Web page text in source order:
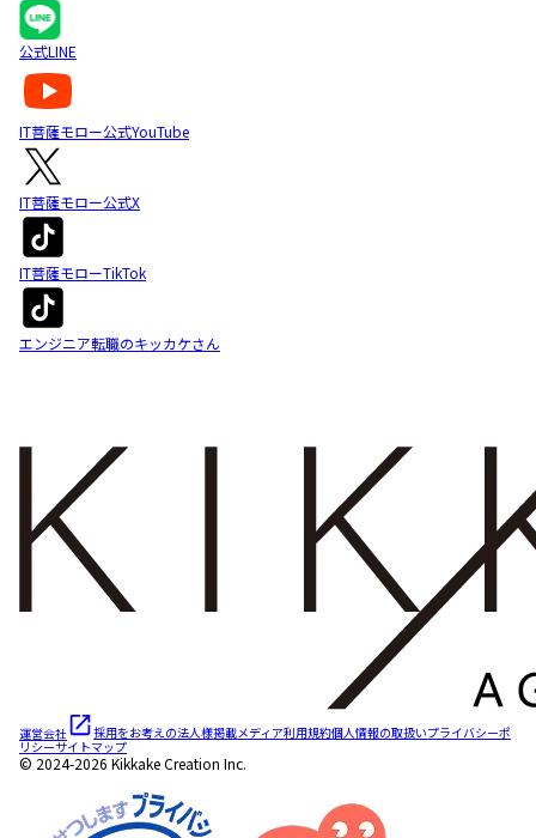
公式LINE
IT菩薩モロー公式YouTube
IT菩薩モロー公式X
IT菩薩モローTikTok
エンジニア転職のキッカケさん
運営会社 採用をお考えの法人様掲載メディア利用規約個人情報の取扱いプライバシーポ
リシーサイトマップ
© 2024-2026 Kikkake Creation Inc.